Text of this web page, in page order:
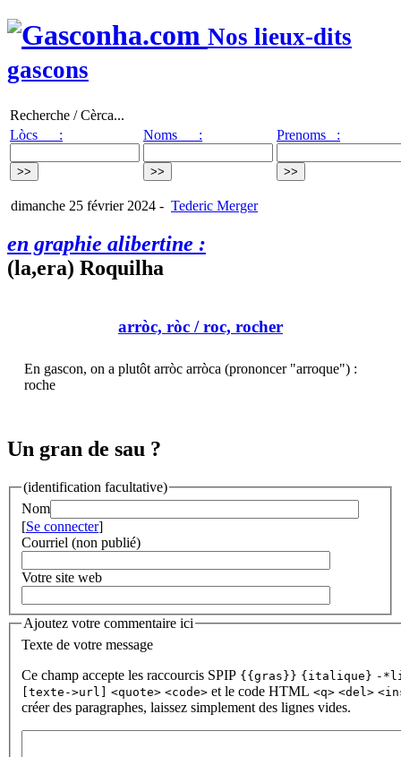
Nos lieux-dits
gascons
Recherche / Cèrca...
Lòcs :
Noms : Prenoms :
dimanche 25 février 2024 - Tederic Merger
en graphie alibertine :
(la,era) Roquilha
arròc, ròc / roc, rocher
En gascon, on a plutôt arròc arròca (prononcer "arroque") :
roche
Un gran de sau ?
(identification facultative)
Nom
[Se connecter]
Courriel (non publié)
Votre site web
Ajoutez votre commentaire ici
Texte de votre message
Ce champ accepte les raccourcis SPIP {{gras}} {italique} -
[texte->url] <quote> <code> et le code HTML <q> <del>
créer des paragraphes, laissez simplement des lignes vides.